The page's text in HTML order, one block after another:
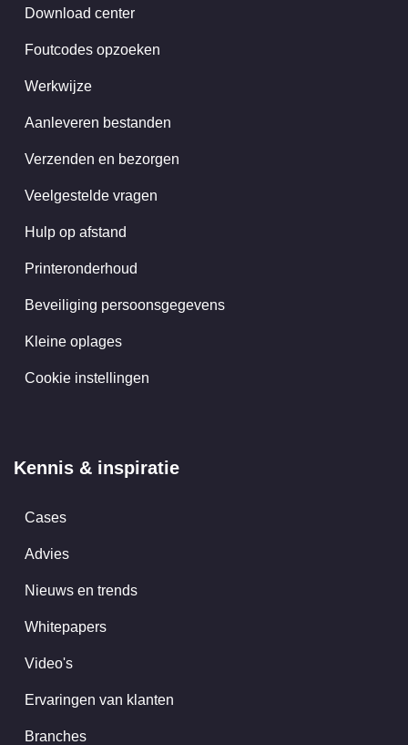
Download center
Foutcodes opzoeken
Werkwijze
Aanleveren bestanden
Verzenden en bezorgen
Veelgestelde vragen
Hulp op afstand
Printeronderhoud
Beveiliging persoonsgegevens
Kleine oplages
Cookie instellingen
Kennis & inspiratie
Cases
Advies
Nieuws en trends
Whitepapers
Video's
Ervaringen van klanten
Branches